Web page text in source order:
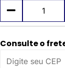
Consulte o